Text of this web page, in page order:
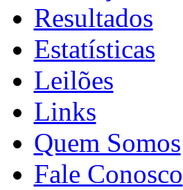
Resultados
Estatísticas
Leilões
Links
Quem Somos
Fale Conosco